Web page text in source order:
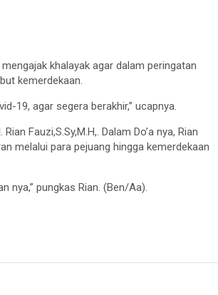
khalayak agar dalam peringatan
kemerdekaan.
19, agar segera berakhir,” ucapnya.
Fauzi,S.Sy,M.H,. Dalam Do’a nya, Rian
melalui para pejuang hingga kemerdekaan
nya,” pungkas Rian. (Ben/Aa).